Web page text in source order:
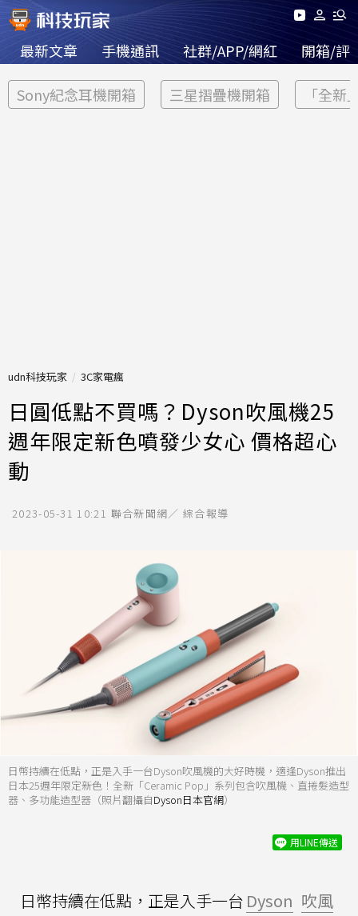
最新文章 手機通訊 社群/APP/網紅 開箱/評
Sony紀念耳機開箱 三星摺疊機開箱 「全新
udn科技玩家 3C家電瘋
日圓低點不買嗎？Dyson吹風機25
週年限定新色噴發少女心 價格超心
動
2023-05-31 10:21 聯合新聞網／ 綜合報導
日幣持續在低點，正是入手一台Dyson吹風機的大好時機，適逢Dyson推出
日本25週年限定新色！全新「Ceramic Pop」系列包含吹風機、直捲髮造型
器、多功能造型器（照片翻攝自Dyson日本官網）
用LINE傳送
日幣持續在低點，正是入手一台 Dyson 吹風